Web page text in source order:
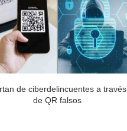
de ciberdelincuentes a través
de QR falsos